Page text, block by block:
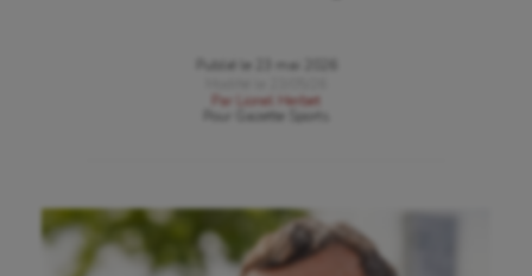
Publié le
23 mai 2026
Par
Lionel Herbet
Gazette Sports